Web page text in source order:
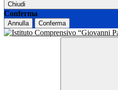
Chiudi
Conferma
Annulla Conferma